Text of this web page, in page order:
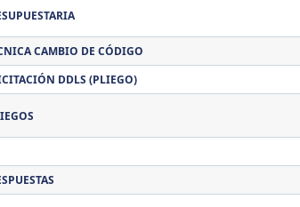
CAMBIO DE CÓDIGO
DDLS (PLIEGO)